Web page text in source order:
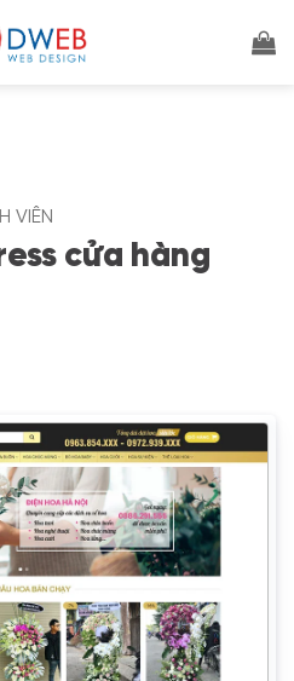
VIÊN
cửa hàng